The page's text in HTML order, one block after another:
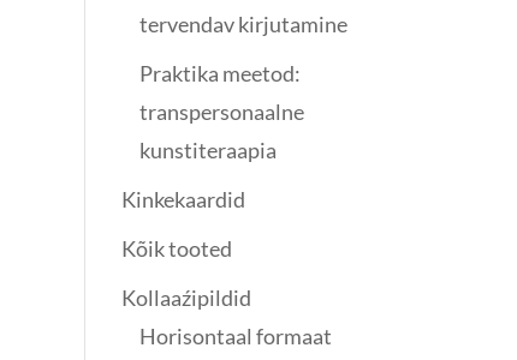
tervendav kirjutamine
Praktika meetod:
transpersonaalne
kunstiteraapia
Kinkekaardid
Kõik tooted
Kollaaźipildid
Horisontaal formaat